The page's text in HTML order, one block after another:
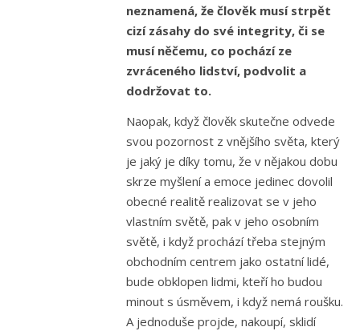
neznamená, že člověk musí strpět
cizí zásahy do své integrity, či se
musí něčemu, co pochází ze
zvráceného lidství, podvolit a
dodržovat to.
Naopak, když člověk skutečne odvede
svou pozornost z vnějšího světa, který
je jaký je díky tomu, že v nějakou dobu
skrze myšlení a emoce jedinec dovolil
obecné realitě realizovat se v jeho
vlastním světě, pak v jeho osobním
světě, i když prochází třeba stejným
obchodním centrem jako ostatní lidé,
bude obklopen lidmi, kteří ho budou
minout s úsměvem, i když nemá roušku.
A jednoduše projde, nakoupí, sklidí